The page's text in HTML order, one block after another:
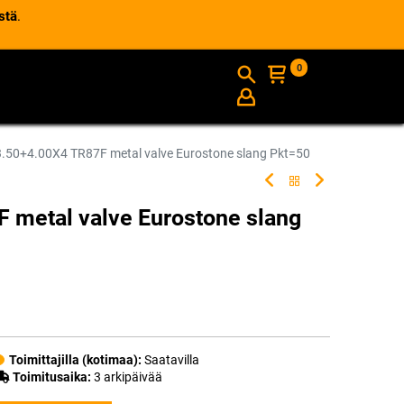
.
INFO
0
TR87F metal valve Eurostone slang Pkt=50
metal valve Eurostone slang
Toimittajilla (kotimaa): Saatavilla
Toimitusaika: 3 arkipäivää